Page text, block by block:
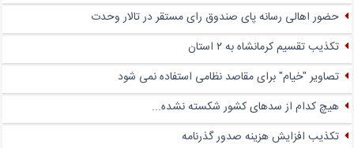
حضور اهالی رسانه پای صندوق‌ رای مستقر در تالار وحدت
تکذیب تقسیم کرمانشاه به ۲ استان
تصاویر "خیام" برای مقاصد نظامی استفاده نمی شود
هیچ کدام از سدهای کشور شکسته نشده...
تکذیب افزایش هزینه صدور گذرنامه